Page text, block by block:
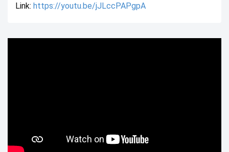
Link: https://youtu.be/jJLccPAPgpA